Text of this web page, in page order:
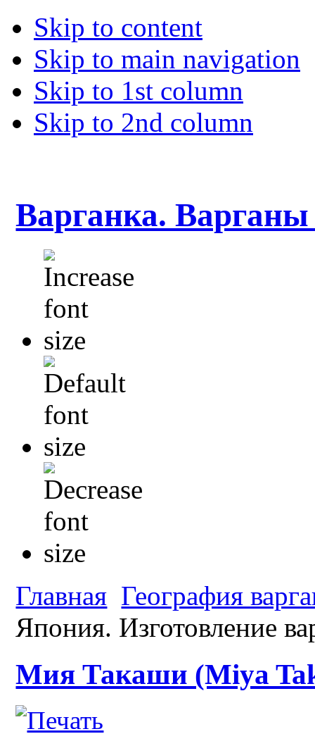
Skip to content
Skip to main navigation
Skip to 1st column
Skip to 2nd column
Варганка. Варганы
Главная География
Япония. Изготовление
Мия Такаши (Miya